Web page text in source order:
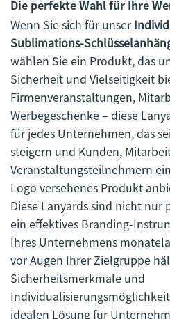
Die perfekte Wahl für Ihre
Wenn Sie sich für unser
Sublimations-
wählen Sie ein Produkt, das
Sicherheit und Vielseitigkeit
Firmenveranstaltungen,
Werbegeschenke – diese
für jedes Unternehmen, das
steigern und Kunden,
Veranstaltungsteilnehmern
Logo versehenes Produkt
Diese Lanyards sind nicht nur
ein effektives Branding-
Ihres Unternehmens
vor Augen Ihrer Zielgruppe
Sicherheitsmerkmale und
idealen Lösung für